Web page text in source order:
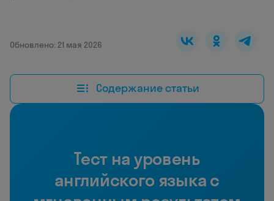
Обновлено: 21 мая 2026
Содержание статьи
Тест на уровень
английского языка с